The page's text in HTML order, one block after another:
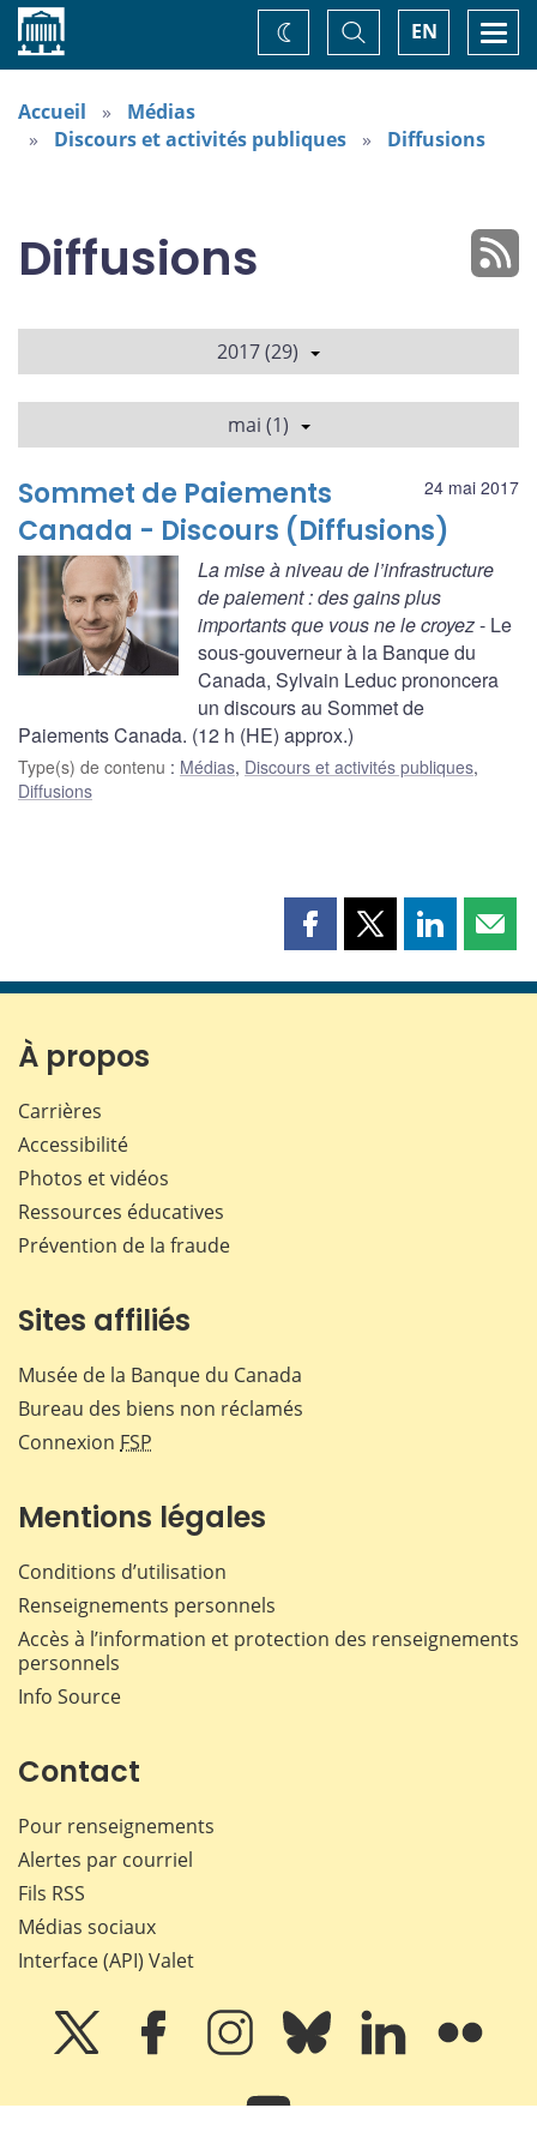
Accueil EN
Basculer
la
recherche
Changez
de
Accueil
Médias
Discours et activités publiques
Diffusions
Diffusions
2017 (29)
mai (1)
24 mai 2017
Sommet de Paiements
Canada - Discours (Diffusions)
La mise à niveau de l’infrastructure
de paiement : des gains plus
importants que vous ne le croyez- Le
sous-gouverneur à la Banque du
Canada, Sylvain Leduc prononcera
un discours au Sommet de
Paiements Canada. (12 h (HE) approx.)
Type(s) de contenu : Médias, Discours et activités publiques,
Diffusions
Partager
page
Partager
page
Partager
page page
À propos
Carrières
Accessibilité
Photos et vidéos
Ressources éducatives
Prévention de la fraude
Sites affiliés
Musée de la Banque du Canada
Bureau des biens non réclamés
Connexion FSP
Mentions légales
Conditions d’utilisation
Renseignements personnels
Accès à l’information et protection des renseignements
personnels
Info Source
Contact
Pour renseignements
Alertes par courriel
Fils RSS
Médias sociaux
Interface (API) Valet